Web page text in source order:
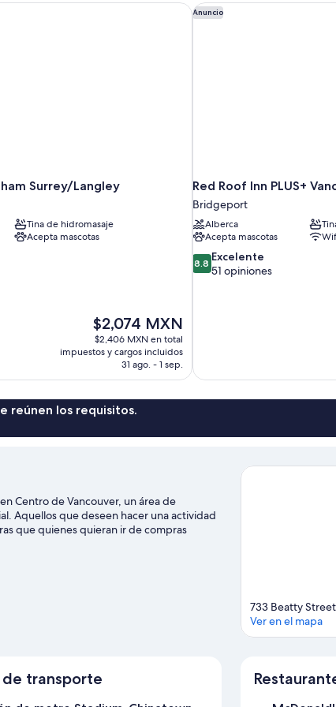
Surrey/Langley
Tina de hidromasaje
Acepta mascotas
El
precio
actual
de
$2,074 MXN
$2,406 MXN en total
impuestos y cargos incluidos
31 ago. - 1 sep.
Surrey/Langley Anuncio
Red Roof Inn PLUS+
Bridgeport
Alberca
Acepta mascotas
8.8
de
8.8 Excelente
51 opiniones
Red Roof Inn PLUS+
reúnen los requisitos.
Centro de Vancouver, un área de
Aquellos que deseen hacer una actividad
que quienes quieran ir de compras
Consulta el calendario de Estadio
733 Beatty
Ver en el mapa
transporte